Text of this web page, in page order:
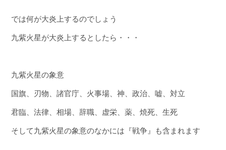
では何が大炎上するのでしょう
九紫火星が大炎上するとしたら・・・
九紫火星の象意
国旗、刃物、諸官庁、火事場、神、政治、嘘、対立
君臨、法律、相場、辞職、虚栄、薬、焼死、生死
そして九紫火星の象意のなかには『戦争』も含まれます